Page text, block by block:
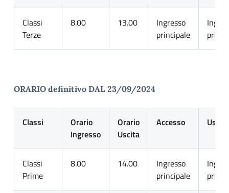
Classi
Terze
8.00 13.00
Ingresso
principale
ORARIO definitivo DAL 23/09/2024
Classi
Orario
Ingresso
Orario
Uscita
Accesso Uscita
Classi
Prime
8.00 14.00
Ingresso
principale